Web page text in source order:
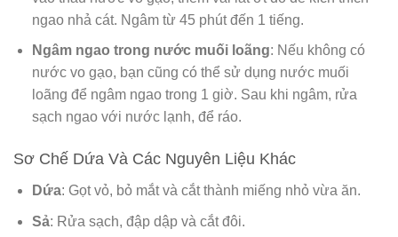
ngao nhả cát. Ngâm từ 45 phút đến 1 tiếng.
Ngâm ngao trong nước muối loãng: Nếu không có
nước vo gạo, bạn cũng có thể sử dụng nước muối
loãng để ngâm ngao trong 1 giờ. Sau khi ngâm, rửa
sạch ngao với nước lạnh, để ráo.
Sơ Chế Dứa Và Các Nguyên Liệu Khác
Dứa: Gọt vỏ, bỏ mắt và cắt thành miếng nhỏ vừa ăn.
Sả: Rửa sạch, đập dập và cắt đôi.